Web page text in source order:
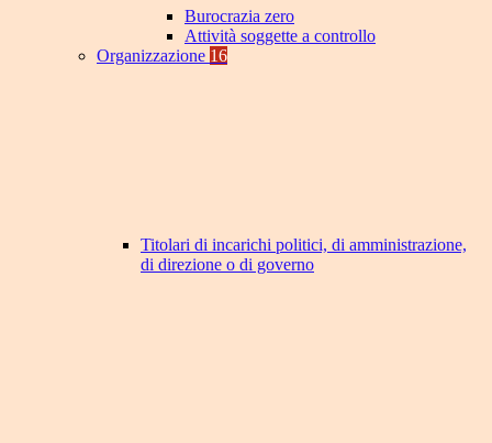
Burocrazia zero
Attività soggette a controllo
Organizzazione 16
Titolari di incarichi politici, di amministrazione,
di direzione o di governo